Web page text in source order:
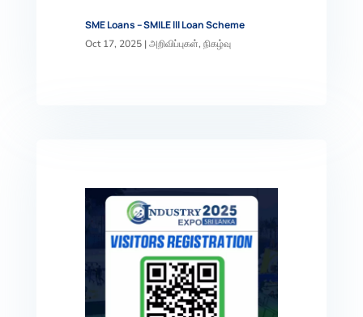
SME Loans – SMILE lll Loan Scheme
Oct 17, 2025|அறிவிப்புகள், நிகழ்வு